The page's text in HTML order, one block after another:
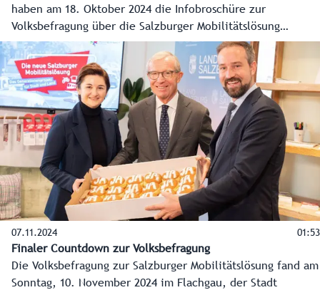
haben am 18. Oktober 2024 die Infobroschüre zur
Volksbefragung über die Salzburger Mobilitätslösung
vorgestellt. Sie gibt einen Überblick über die geplanten
Projekte, die Risiken, den Stand der Finanzierung und Infos
zur Teilnahme an der Volksbefragung. Diese wird als
amtliche Mitteilung an alle rund 200.000 Haushalte im
Flachgau und Tennengau sowie der Stadt Salzburg
zugestellt.
07.11.2024 01:53
Finaler Countdown zur Volksbefragung
Die Volksbefragung zur Salzburger Mobilitätslösung fand am
Sonntag, 10. November 2024 im Flachgau, der Stadt